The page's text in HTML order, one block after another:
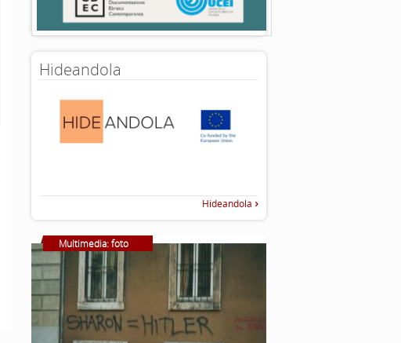
Hideandola
Hideandola
Multimedia: foto